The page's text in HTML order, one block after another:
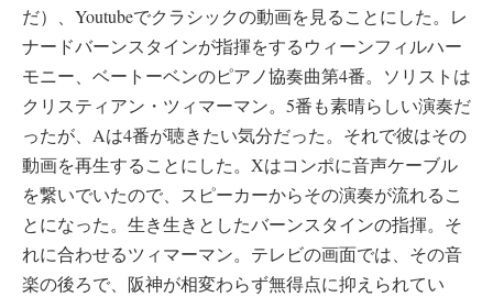
だ）、Youtubeでクラシックの動画を見ることにした。レ
ナードバーンスタインが指揮をするウィーンフィルハー
モニー、ベートーベンのピアノ協奏曲第4番。ソリストは
クリスティアン・ツィマーマン。5番も素晴らしい演奏だ
ったが、Aは4番が聴きたい気分だった。それで彼はその
動画を再生することにした。Xはコンポに音声ケーブル
を繋いでいたので、スピーカーからその演奏が流れるこ
とになった。生き生きとしたバーンスタインの指揮。そ
れに合わせるツィマーマン。テレビの画面では、その音
楽の後ろで、阪神が相変わらず無得点に抑えられてい